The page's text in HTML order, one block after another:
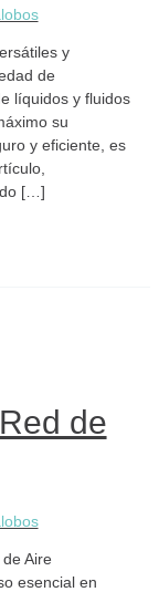
y
de
líquidos y fluidos
su
y eficiente, es
[…]
de
Aire
esencial en